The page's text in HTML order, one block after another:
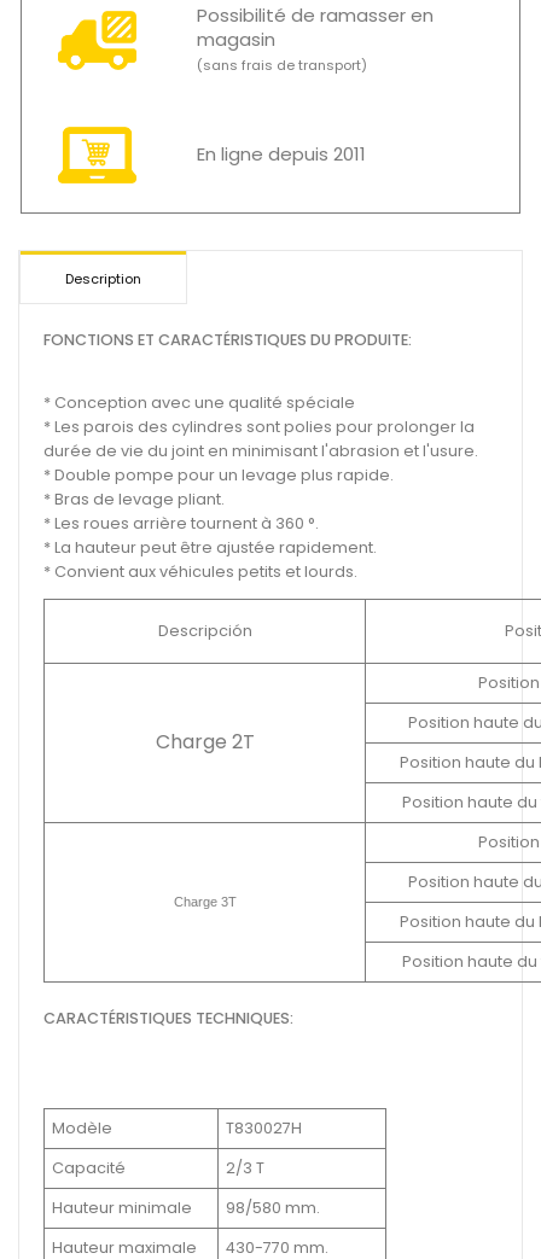
Possibilité de ramasser en
magasin
(sans frais de transport)
En ligne depuis 2011
Description
FONCTIONS ET CARACTÉRISTIQUES DU PRODUITE:
* Conception avec une qualité spéciale
* Les parois des cylindres sont polies pour prolonger la
durée de vie du joint en minimisant l'abrasion et l'usure.
* Double pompe pour un levage plus rapide.
* Bras de levage pliant.
* Les roues arrière tournent à 360 °.
* La hauteur peut être ajustée rapidement.
* Convient aux véhicules petits et lourds.
Descripción
Charge 2T
Position haute
Position haute
Position haute
Charge 3T
Position haute
Position haute
Position haute
CARACTÉRISTIQUES TECHNIQUES:
Modèle
T830027H
Capacité
2/3 T
Hauteur minimale
98/580 mm.
Hauteur maximale
430-770 mm.